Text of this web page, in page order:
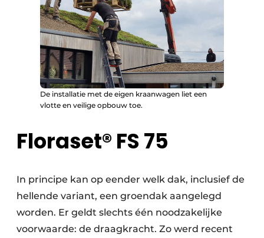
De installatie met de eigen kraanwagen liet een
vlotte en veilige opbouw toe.
Floraset® FS 75
In principe kan op eender welk dak, inclusief de
hellende variant, een groendak aangelegd
worden. Er geldt slechts één noodzakelijke
voorwaarde: de draagkracht. Zo werd recent